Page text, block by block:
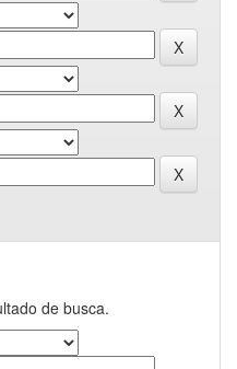
de busca.